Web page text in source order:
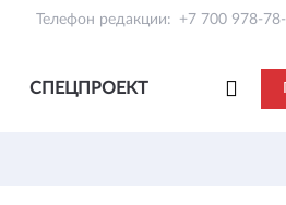
Телефон редакции: +7 700 978-
СПЕЦПРОЕКТ